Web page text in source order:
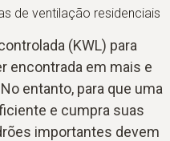
de ventilação residenciais
(KWL) para
encontrada em mais e
entanto, para que uma
e cumpra suas
importantes devem